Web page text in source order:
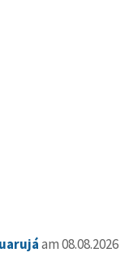
am 08.08.2026